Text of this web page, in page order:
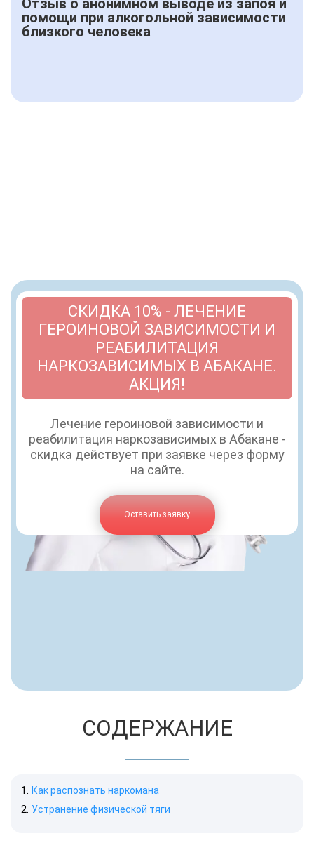
Отзыв о анонимном выводе из запоя и
помощи при алкогольной зависимости
близкого человека
СКИДКА 10% - ЛЕЧЕНИЕ
ГЕРОИНОВОЙ ЗАВИСИМОСТИ И
РЕАБИЛИТАЦИЯ
НАРКОЗАВИСИМЫХ В АБАКАНЕ.
АКЦИЯ!
Лечение героиновой зависимости и
реабилитация наркозависимых в Абакане -
скидка действует при заявке через форму
на сайте.
Оставить заявку
СОДЕРЖАНИЕ
Как распознать наркомана
Устранение физической тяги